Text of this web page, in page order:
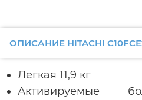
ОПИСАНИЕ HITACHI
Легкая 11,9 кг
Активируемые